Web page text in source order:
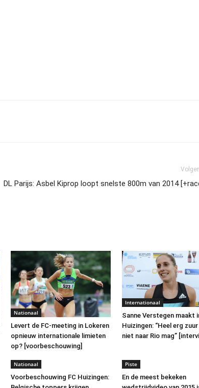
DL Parijs: Asbel Kiprop loopt snelste 800m van 2014
Nationaal
Levert de FC-meeting in Lokeren
opnieuw internationale limieten
op? [voorbeschouwing]
Internationaal
Sanne Verstegen maakt
Huizingen: “Heel erg
niet naar Rio mag”
Nationaal
Voorbeschouwing FC Huizingen:
Piste
En de meest bekeken